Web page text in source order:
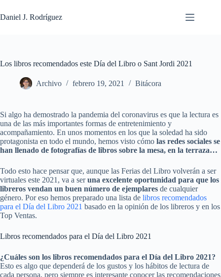
al
contenido
Daniel J. Rodríguez
Los libros recomendados este Día del Libro o Sant Jordi 2021
Archivo febrero 19, 2021 Bitácora
Si algo ha demostrado la pandemia del coronavirus es que la lectura es
una de las más importantes formas de entretenimiento y
acompañamiento. En unos momentos en los que la soledad ha sido
protagonista en todo el mundo, hemos visto cómo las redes sociales se
han llenado de fotografías de libros sobre la mesa, en la terraza…
Todo esto hace pensar que, aunque las Ferias del Libro volverán a ser
virtuales este 2021, va a seruna excelente oportunidad para que los
libreros vendan un buen número de ejemplares de cualquier
género. Por eso hemos preparado una lista de libros recomendados
para el Día del Libro 2021 basado en la opinión de los libreros y en los
Top Ventas.
Libros recomendados para el Día del Libro 2021
¿Cuáles son los libros recomendados para el Día del Libro 2021?
Esto es algo que dependerá de los gustos y los hábitos de lectura de
cada persona, pero siempre es interesante conocer las recomendaciones